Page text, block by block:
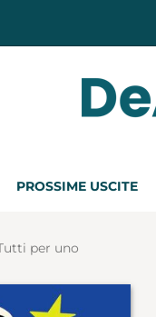
PROSSIME USCITE
per uno